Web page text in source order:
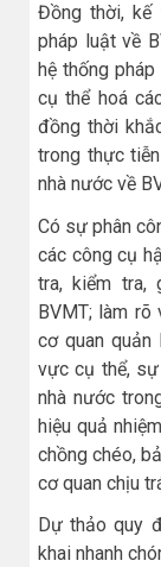
Đồng thời, kế
pháp luật về
hệ thống
cụ thể hoá
đồng thời
trong thực
nhà nước về
Có sự phân
các công cụ
tra, kiểm tra,
BVMT; làm rõ
cơ quan
vực cụ thể,
nhà nước
hiệu quả
chồng chéo,
cơ quan chịu
Dự thảo quy
khai nhanh